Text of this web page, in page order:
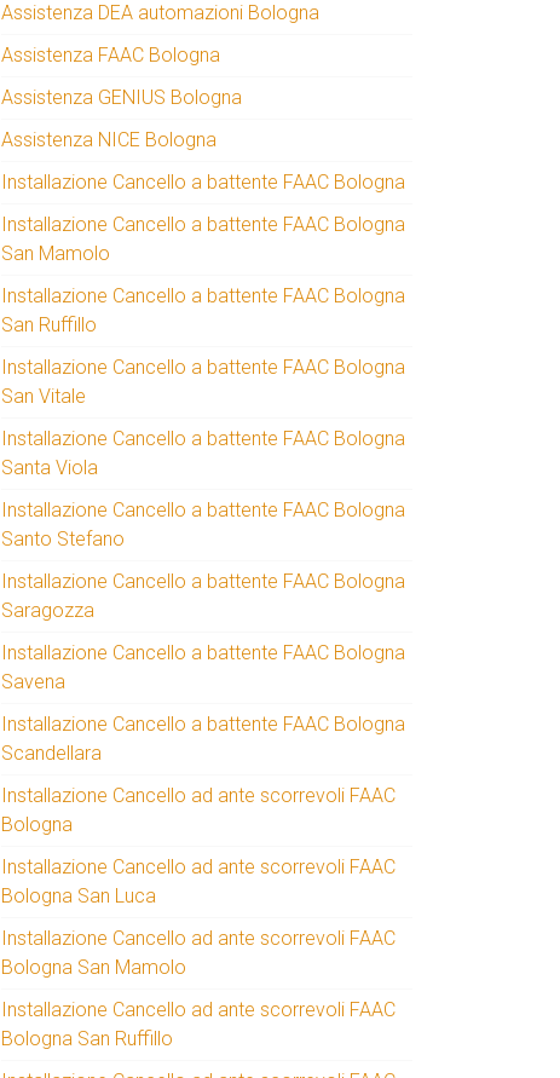
Assistenza DEA automazioni Bologna
Assistenza FAAC Bologna
Assistenza GENIUS Bologna
Assistenza NICE Bologna
Installazione Cancello a battente FAAC Bologna
Installazione Cancello a battente FAAC Bologna
San Mamolo
Installazione Cancello a battente FAAC Bologna
San Ruffillo
Installazione Cancello a battente FAAC Bologna
San Vitale
Installazione Cancello a battente FAAC Bologna
Santa Viola
Installazione Cancello a battente FAAC Bologna
Santo Stefano
Installazione Cancello a battente FAAC Bologna
Saragozza
Installazione Cancello a battente FAAC Bologna
Savena
Installazione Cancello a battente FAAC Bologna
Scandellara
Installazione Cancello ad ante scorrevoli FAAC
Bologna
Installazione Cancello ad ante scorrevoli FAAC
Bologna San Luca
Installazione Cancello ad ante scorrevoli FAAC
Bologna San Mamolo
Installazione Cancello ad ante scorrevoli FAAC
Bologna San Ruffillo